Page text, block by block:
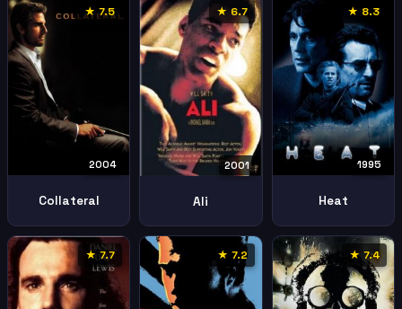
★ 7.5
2004
Collateral
★ 6.7
2001
Ali
★ 8.3
1995
Heat
★ 7.7 ★ 7.2 ★ 7.4